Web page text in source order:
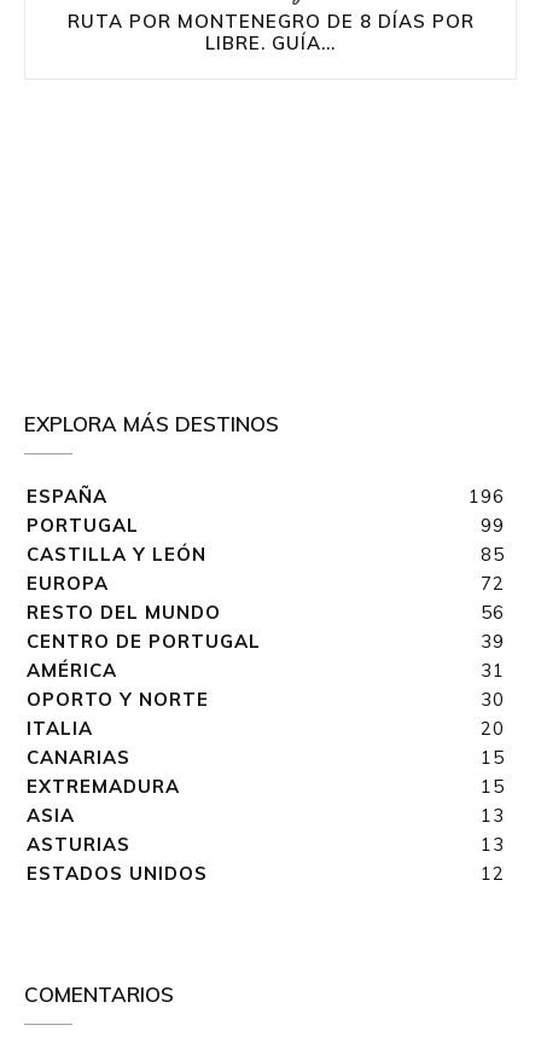
RUTA POR MONTENEGRO DE 8 DÍAS POR
LIBRE. GUÍA...
EXPLORA MÁS DESTINOS
ESPAÑA
196
PORTUGAL
99
CASTILLA Y LEÓN
85
EUROPA
72
RESTO DEL MUNDO
56
CENTRO DE PORTUGAL
39
AMÉRICA
31
OPORTO Y NORTE
30
ITALIA
20
CANARIAS
15
EXTREMADURA
15
ASIA
13
ASTURIAS
13
ESTADOS UNIDOS
12
COMENTARIOS